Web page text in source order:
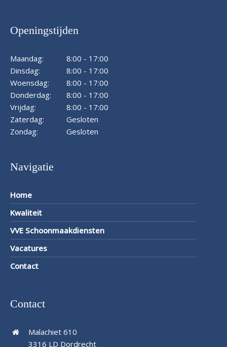
Openingstijden
Maandag:
8:00 - 17:00
Dinsdag:
8:00 - 17:00
Woensdag:
8:00 - 17:00
Donderdag:
8:00 - 17:00
Vrijdag:
8:00 - 17:00
Zaterdag:
Gesloten
Zondag:
Gesloten
Navigatie
Home
Kwaliteit
VVE Schoonmaakdiensten
Vacatures
Contact
Contact
Malachiet 610
3316 LD Dordrecht